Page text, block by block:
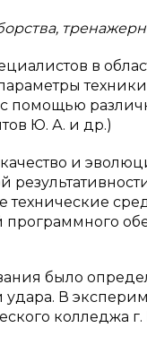
в
помощью
Ю. А. и др.)
и
программного
было
удара. В
колледжа